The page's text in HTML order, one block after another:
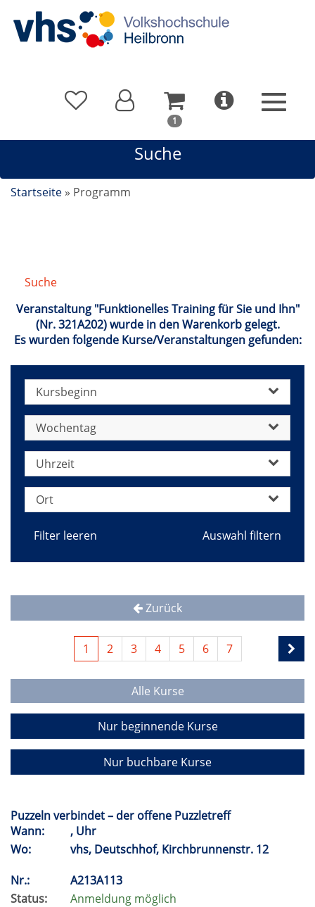
1 In
Warenkorb
sich
Suche
Startseite » Programm
Suche
Veranstaltung "Funktionelles Training für Sie und Ihn"
(Nr. 321A202) wurde in den Warenkorb gelegt.
Es wurden folgende Kurse/Veranstaltungen gefunden:
Kursbeginn
Wochentag
Uhrzeit
Ort
Filter leeren
Zurück
1 2 3 4 5 6 7
Alle Kurse
Nur beginnende Kurse
Nur buchbare Kurse
Puzzeln verbindet – der offene Puzzletreff
Wann:
, Uhr
Wo:
vhs, Deutschhof, Kirchbrunnenstr. 12
Nr.:
A213A113
Status:
Anmeldung möglich